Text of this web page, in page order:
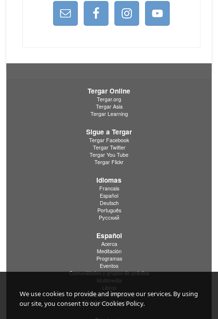
Tergar Online
Tergar.org
Tergar Asia
Tergar Learning
Sigue a Tergar
Tergar Facebook
Tergar Twitter
Tergar You Tube
Tergar Flickr
Idiomas
Francais
Español
Deutsch
Português
Pусский
Español
Acerca
Meditación
Programas
Eventos
Comunidades y grupos de práctica
Multimedia
Libros
Políticas de Privacidad
Detalles de Privacidad
We use cookies to provide and improve our services. By using
our site, you consent to our Cookies Policy.